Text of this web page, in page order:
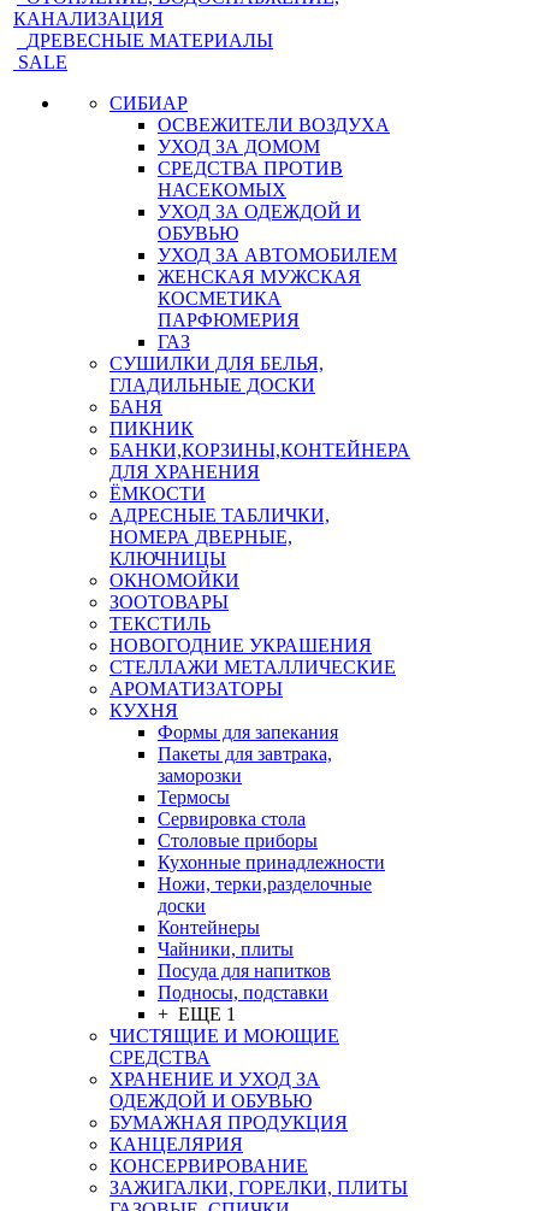
КАНАЛИЗАЦИЯ
ДРЕВЕСНЫЕ МАТЕРИАЛЫ
SALE
СИБИАР
ОСВЕЖИТЕЛИ ВОЗДУХА
УХОД ЗА ДОМОМ
СРЕДСТВА ПРОТИВ
НАСЕКОМЫХ
УХОД ЗА ОДЕЖДОЙ И
ОБУВЬЮ
УХОД ЗА АВТОМОБИЛЕМ
ЖЕНСКАЯ МУЖСКАЯ
КОСМЕТИКА
ПАРФЮМЕРИЯ
ГАЗ
СУШИЛКИ ДЛЯ БЕЛЬЯ,
ГЛАДИЛЬНЫЕ ДОСКИ
БАНЯ
ПИКНИК
БАНКИ,КОРЗИНЫ,КОНТЕЙНЕРА
ДЛЯ ХРАНЕНИЯ
ЁМКОСТИ
АДРЕСНЫЕ ТАБЛИЧКИ,
НОМЕРА ДВЕРНЫЕ,
КЛЮЧНИЦЫ
ОКНОМОЙКИ
ЗООТОВАРЫ
ТЕКСТИЛЬ
НОВОГОДНИЕ УКРАШЕНИЯ
СТЕЛЛАЖИ МЕТАЛЛИЧЕСКИЕ
АРОМАТИЗАТОРЫ
КУХНЯ
Формы для запекания
Пакеты для завтрака,
заморозки
Термосы
Сервировка стола
Столовые приборы
Кухонные принадлежности
Ножи, терки,разделочные
доски
Контейнеры
Чайники, плиты
Посуда для напитков
Подносы, подставки
+ ЕЩЕ 1
ЧИСТЯЩИЕ И МОЮЩИЕ
СРЕДСТВА
ХРАНЕНИЕ И УХОД ЗА
ОДЕЖДОЙ И ОБУВЬЮ
БУМАЖНАЯ ПРОДУКЦИЯ
КАНЦЕЛЯРИЯ
КОНСЕРВИРОВАНИЕ
ЗАЖИГАЛКИ, ГОРЕЛКИ, ПЛИТЫ